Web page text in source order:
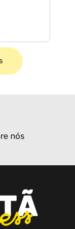
nós